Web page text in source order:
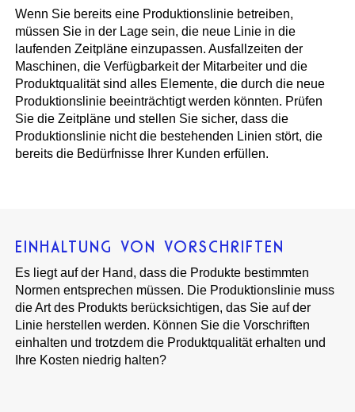
Wenn Sie bereits eine Produktionslinie betreiben,
müssen Sie in der Lage sein, die neue Linie in die
laufenden Zeitpläne einzupassen. Ausfallzeiten der
Maschinen, die Verfügbarkeit der Mitarbeiter und die
Produktqualität sind alles Elemente, die durch die neue
Produktionslinie beeinträchtigt werden könnten. Prüfen
Sie die Zeitpläne und stellen Sie sicher, dass die
Produktionslinie nicht die bestehenden Linien stört, die
bereits die Bedürfnisse Ihrer Kunden erfüllen.
EINHALTUNG VON VORSCHRIFTEN
Es liegt auf der Hand, dass die Produkte bestimmten
Normen entsprechen müssen. Die Produktionslinie muss
die Art des Produkts berücksichtigen, das Sie auf der
Linie herstellen werden. Können Sie die Vorschriften
einhalten und trotzdem die Produktqualität erhalten und
Ihre Kosten niedrig halten?